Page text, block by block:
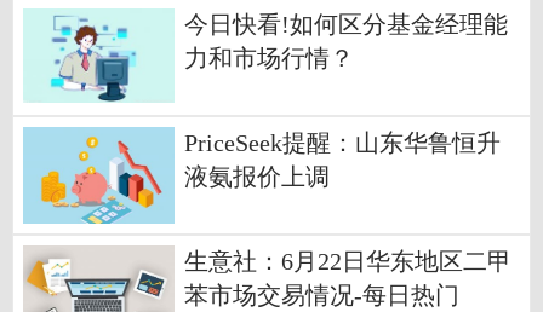
今日快看!如何区分基金经理能
力和市场行情？
PriceSeek提醒：山东华鲁恒升
液氨报价上调
生意社：6月22日华东地区二甲
苯市场交易情况-每日热门